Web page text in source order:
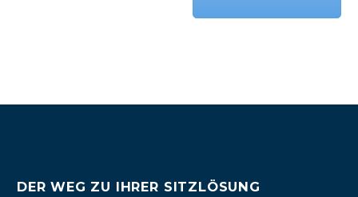
DER WEG ZU IHRER SITZLÖSUNG